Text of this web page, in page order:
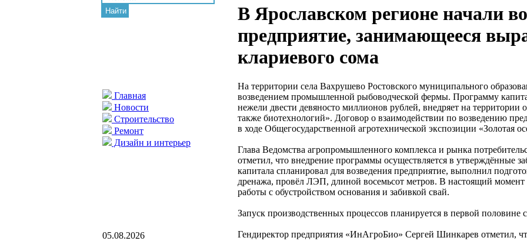
Найти
Главная
Новости
Строительство
Ремонт
Дизайн и интерьер
05.08.2026
В Ярославском регионе начали
предприятие, занимающееся
клариевого сома
На территории села Вахрушево Ростовского муниципального
возведением промышленной рыбоводческой фермы. Программу
нежели двести девяносто миллионов рублей, внедряет на территории
также биотехнологий». Договор о взаимодействии по возведению
в ходе Общегосударственной агротехнической экспозиции «Золотая
Глава Ведомства агропромышленного комплекса и рынка
отметил, что внедрение программы осуществляется в утверждённые
капитала спланировал для возведения предприятие, выполнил
дренажа, провёл ЛЭП, длиной восемьсот метров. В настоящий момент
работы с обустройством основания и забивкой свай.
Запуск производственных процессов планируется в первой половине
Гендиректор предприятия «ИнАгроБио» Сергей Шинкарев отметил,